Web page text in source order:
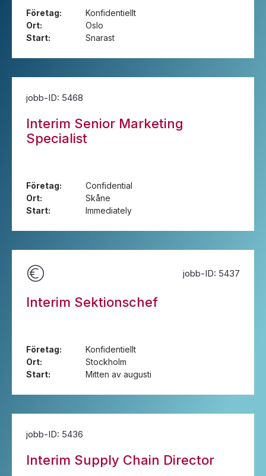
Företag:
Konfidentiellt
Ort:
Oslo
Start:
Snarast
jobb-ID: 5468
Interim Senior Marketing
Specialist
Företag:
Confidential
Ort:
Skåne
Start:
Immediately
jobb-ID: 5437
Interim Sektionschef
Företag:
Konfidentiellt
Ort:
Stockholm
Start:
Mitten av augusti
jobb-ID: 5436
Interim Supply Chain Director